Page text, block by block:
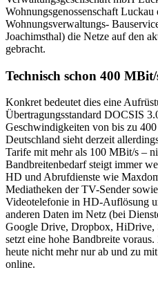
Wohnungsgenossenschaft Luckau
Wohnungsverwaltungs-
Joachimsthal) die Netze auf den
gebracht.
Technisch schon 400
Konkret bedeutet dies eine
Übertragungsstandard DOCSIS
Geschwindigkeiten von bis zu
Deutschland sieht derzeit
Tarife mit mehr als 100 MBit/s –
Bandbreitenbedarf steigt immer
HD und Abrufdienste wie
Mediatheken der TV-Sender
Videotelefonie in HD-Auflösung
anderen Daten im Netz (bei
Google Drive, Dropbox, HiDrive,
setzt eine hohe Bandbreite
heute nicht mehr nur ab und zu
online.